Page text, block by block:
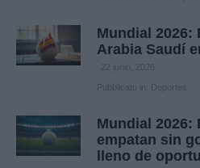
Mundial 2026:
Arabia Saudí
22 junio, 2026
Pubblicato in: Deportes
Mundial 2026:
empatan sin
lleno de